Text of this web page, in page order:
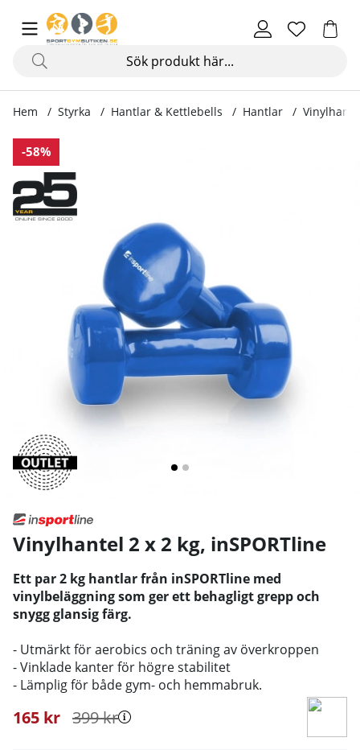
Hem Styrka Hantlar & Kettlebells Hantlar
-58%
Produktbilder Vinylhantel 2 x 2 kg
Vinylhantel 2 x 2 kg, inSPORTline
Ett par 2 kg hantlar från inSPORTline med
vinylbeläggning som ger ett behagligt grepp och
snygg glansig färg.
- Utmärkt för aerobics och träning av överkroppen
- Vinklade kanter för högre stabilitet
- Lämplig för både gym- och hemmabruk.
399kr
165 kr